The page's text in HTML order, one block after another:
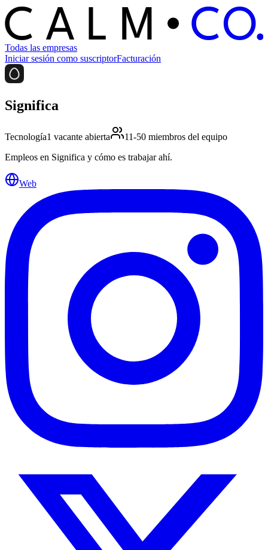
C ALM C O.
Todas las empresas
Iniciar sesión como suscriptorFacturación
Significa
Tecnología1 vacante abierta
11-50 miembros del equipo
Empleos en Significa y cómo es trabajar ahí.
Web